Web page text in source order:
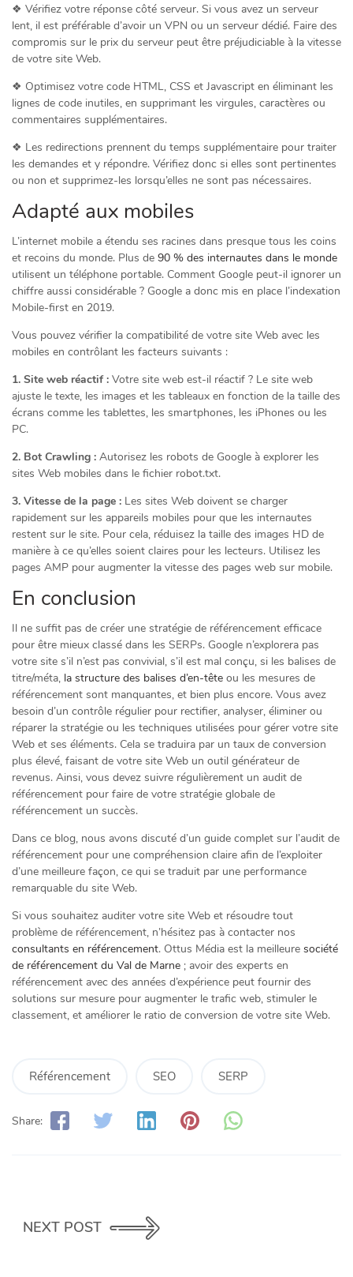
❖ Vérifiez votre réponse côté serveur. Si vous avez un serveur
lent, il est préférable d’avoir un VPN ou un serveur dédié. Faire des
compromis sur le prix du serveur peut être préjudiciable à la vitesse
de votre site Web.
❖ Optimisez votre code HTML, CSS et Javascript en éliminant les
lignes de code inutiles, en supprimant les virgules, caractères ou
commentaires supplémentaires.
❖ Les redirections prennent du temps supplémentaire pour traiter
les demandes et y répondre. Vérifiez donc si elles sont pertinentes
ou non et supprimez-les lorsqu’elles ne sont pas nécessaires.
Adapté aux mobiles
L’internet mobile a étendu ses racines dans presque tous les coins
et recoins du monde. Plus de 90 % des internautes dans le monde
utilisent un téléphone portable. Comment Google peut-il ignorer un
chiffre aussi considérable ? Google a donc mis en place l’indexation
Mobile-first en 2019.
Vous pouvez vérifier la compatibilité de votre site Web avec les
mobiles en contrôlant les facteurs suivants :
1. Site web réactif : Votre site web est-il réactif ? Le site web
ajuste le texte, les images et les tableaux en fonction de la taille des
écrans comme les tablettes, les smartphones, les iPhones ou les
PC.
2. Bot Crawling : Autorisez les robots de Google à explorer les
sites Web mobiles dans le fichier robot.txt.
3. Vitesse de la page : Les sites Web doivent se charger
rapidement sur les appareils mobiles pour que les internautes
restent sur le site. Pour cela, réduisez la taille des images HD de
manière à ce qu’elles soient claires pour les lecteurs. Utilisez les
pages AMP pour augmenter la vitesse des pages web sur mobile.
En conclusion
Il ne suffit pas de créer une stratégie de référencement efficace
pour être mieux classé dans les SERPs. Google n’explorera pas
votre site s’il n’est pas convivial, s’il est mal conçu, si les balises de
titre/méta, la structure des balises d’en-tête ou les mesures de
référencement sont manquantes, et bien plus encore. Vous avez
besoin d’un contrôle régulier pour rectifier, analyser, éliminer ou
réparer la stratégie ou les techniques utilisées pour gérer votre site
Web et ses éléments. Cela se traduira par un taux de conversion
plus élevé, faisant de votre site Web un outil générateur de
revenus. Ainsi, vous devez suivre régulièrement un audit de
référencement pour faire de votre stratégie globale de
référencement un succès.
Dans ce blog, nous avons discuté d’un guide complet sur l’audit de
référencement pour une compréhension claire afin de l’exploiter
d’une meilleure façon, ce qui se traduit par une performance
remarquable du site Web.
Si vous souhaitez auditer votre site Web et résoudre tout
problème de référencement, n’hésitez pas à contacter nos
consultants en référencement. Ottus Média est la meilleure société
de référencement du Val de Marne ; avoir des experts en
référencement avec des années d’expérience peut fournir des
solutions sur mesure pour augmenter le trafic web, stimuler le
classement, et améliorer le ratio de conversion de votre site Web.
Référencement SEO SERP
Share:
NEXT POST